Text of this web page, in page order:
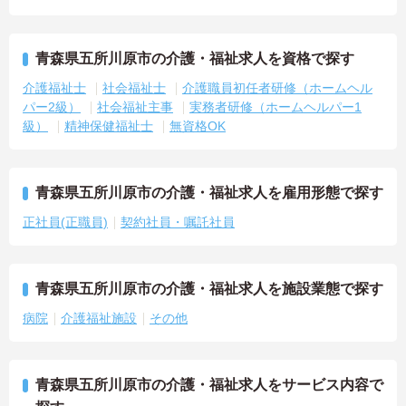
青森県五所川原市の介護・福祉求人を資格で探す
介護福祉士 社会福祉士
介護職員初任者研修（ホームヘル
パー2級）
社会福祉主事
実務者研修（ホームヘルパー1
級）
精神保健福祉士 無資格OK
青森県五所川原市の介護・福祉求人を雇用形態で探す
正社員(正職員) 契約社員・嘱託社員
青森県五所川原市の介護・福祉求人を施設業態で探す
病院 介護福祉施設 その他
青森県五所川原市の介護・福祉求人をサービス内容で